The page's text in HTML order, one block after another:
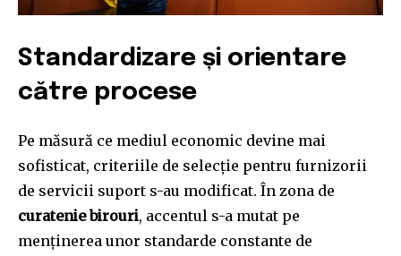
Standardizare și orientare
către procese
Pe măsură ce mediul economic devine mai
sofisticat, criteriile de selecție pentru furnizorii
de servicii suport s-au modificat. În zona de
curatenie birouri, accentul s-a mutat pe
menținerea unor standarde constante de